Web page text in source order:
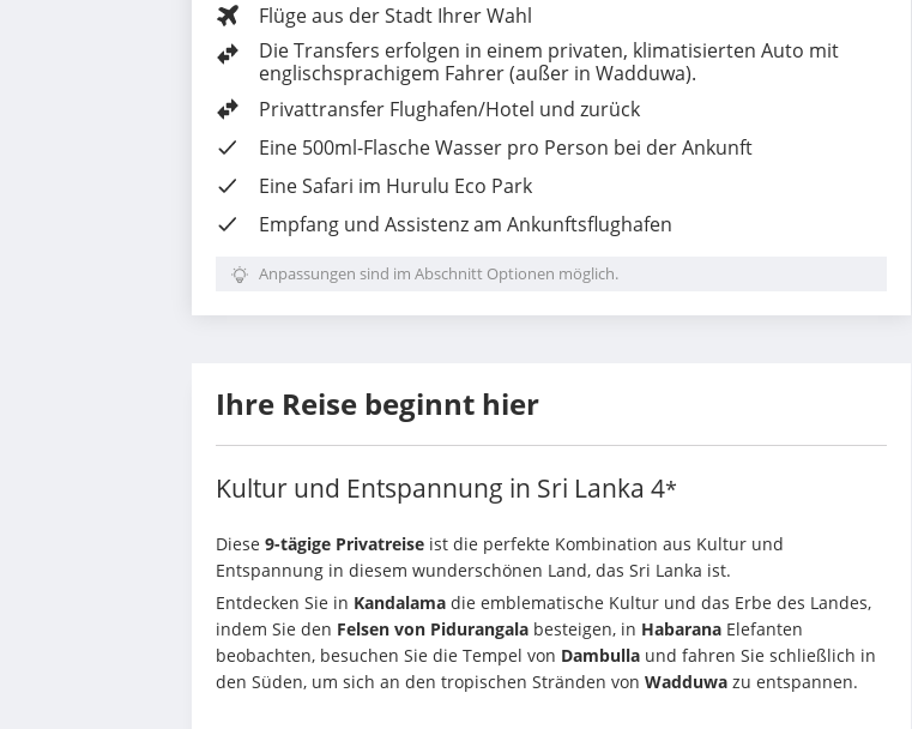
Flüge aus der Stadt Ihrer Wahl
Die Transfers erfolgen in einem privaten, klimatisierten Auto mit
englischsprachigem Fahrer (außer in Wadduwa).
Privattransfer Flughafen/Hotel und zurück
Eine 500ml-Flasche Wasser pro Person bei der Ankunft
Eine Safari im Hurulu Eco Park
Empfang und Assistenz am Ankunftsflughafen
Anpassungen sind im Abschnitt Optionen möglich.
Ihre Reise beginnt hier
Kultur und Entspannung in Sri Lanka 4*
Diese 9-tägige Privatreise ist die perfekte Kombination aus Kultur und
Entspannung in diesem wunderschönen Land, das Sri Lanka ist.
Entdecken Sie in Kandalama die emblematische Kultur und das Erbe des Landes,
indem Sie den Felsen von Pidurangala besteigen, in Habarana Elefanten
beobachten, besuchen Sie die Tempel von Dambulla und fahren Sie schließlich in
den Süden, um sich an den tropischen Stränden von Wadduwa zu entspannen.